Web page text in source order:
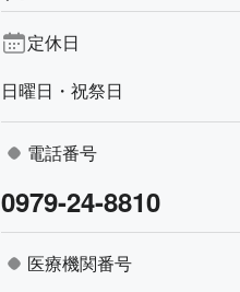
定休日
日曜日・祝祭日
電話番号
0979-24-8810
医療機関番号